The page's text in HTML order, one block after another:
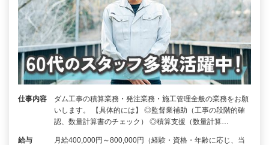
仕事内容
ダム工事の積算業務・発注業務・施工管理全般の業務をお願
いします。 【具体的には】 ◎監督業補助（工事の段階的確
認、数量計算書のチェック） ◎積算支援（数量計算…
給与
月給400,000円～800,000円（経験・資格・年齢に応じ、当